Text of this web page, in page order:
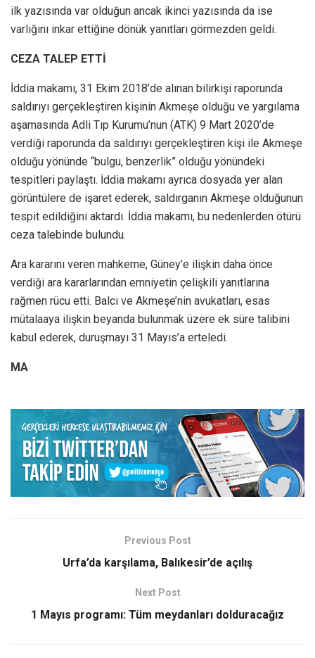
ilk yazısında var olduğun ancak ikinci yazısında da ise
varlığını inkar ettiğine dönük yanıtları görmezden geldi.
CEZA TALEP ETTİ
İddia makamı, 31 Ekim 2018’de alınan bilirkişi raporunda
saldırıyı gerçekleştiren kişinin Akmeşe olduğu ve yargılama
aşamasında Adli Tıp Kurumu’nun (ATK) 9 Mart 2020’de
verdiği raporunda da saldırıyı gerçekleştiren kişi ile Akmeşe
olduğu yönünde “bulgu, benzerlik” olduğu yönündeki
tespitleri paylaştı. İddia makamı ayrıca dosyada yer alan
görüntülere de işaret ederek, saldırganın Akmeşe olduğunun
tespit edildiğini aktardı. İddia makamı, bu nedenlerden ötürü
ceza talebinde bulundu.
Ara kararını veren mahkeme, Güney’e ilişkin daha önce
verdiği ara kararlarından emniyetin çelişkili yanıtlarına
rağmen rücu etti. Balcı ve Akmeşe’nin avukatları, esas
mütalaaya ilişkin beyanda bulunmak üzere ek süre talibini
kabul ederek, duruşmayı 31 Mayıs’a erteledi.
MA
Previous Post
Urfa’da karşılama, Balıkesir’de açılış
Next Post
1 Mayıs programı: Tüm meydanları dolduracağız